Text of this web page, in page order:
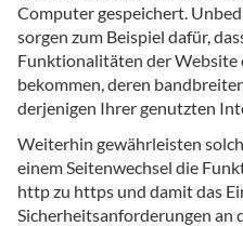
Computer gespeichert.
sorgen zum Beispiel dafür,
Funktionalitäten der Website
bekommen, deren
derjenigen Ihrer genutzten
Weiterhin gewährleisten
einem Seitenwechsel die
http zu https und damit das
Sicherheitsanforderungen an